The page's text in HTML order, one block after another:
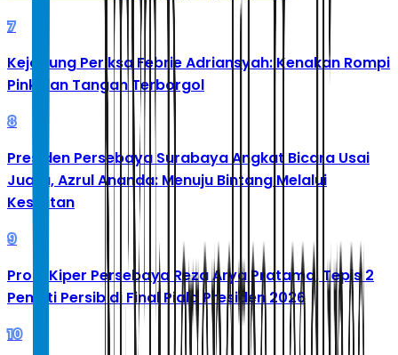
7
Kejagung Periksa Febrie Adriansyah: Kenakan Rompi
Pink dan Tangan Terborgol
8
Presiden Persebaya Surabaya Angkat Bicara Usai
Juara, Azrul Ananda: Menuju Bintang Melalui
Kesulitan
9
Profil Kiper Persebaya Reza Arya Pratama, Tepis 2
Penalti Persib di Final Piala Presiden 2026
10